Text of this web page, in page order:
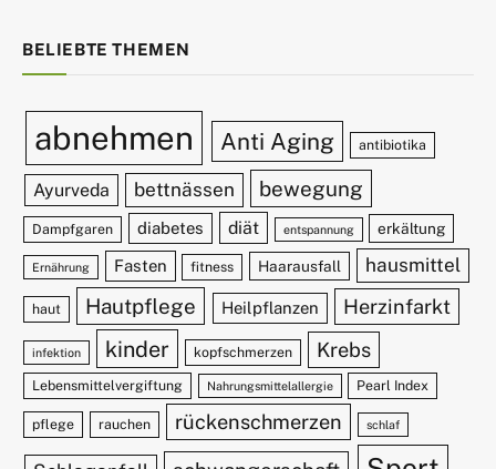
BELIEBTE THEMEN
abnehmen Anti Aging antibiotika
Ayurveda bettnässen bewegung
Dampfgaren diabetes diät entspannung erkältung
Ernährung Fasten fitness Haarausfall hausmittel
haut Hautpflege Heilpflanzen Herzinfarkt
infektion kinder kopfschmerzen Krebs
Lebensmittelvergiftung Nahrungsmittelallergie Pearl Index
pflege rauchen rückenschmerzen schlaf